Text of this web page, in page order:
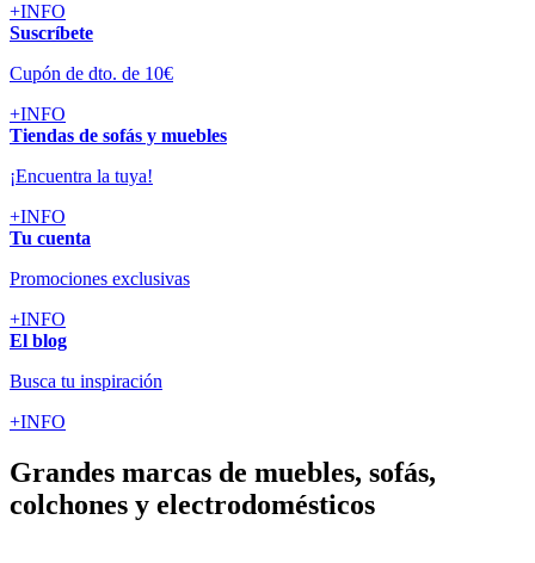
+INFO
Suscríbete
Cupón de dto. de 10€
+INFO
Tiendas de sofás y muebles
¡Encuentra la tuya!
+INFO
Tu cuenta
Promociones exclusivas
+INFO
El blog
Busca tu inspiración
+INFO
Grandes marcas de muebles, sofás,
colchones y electrodomésticos